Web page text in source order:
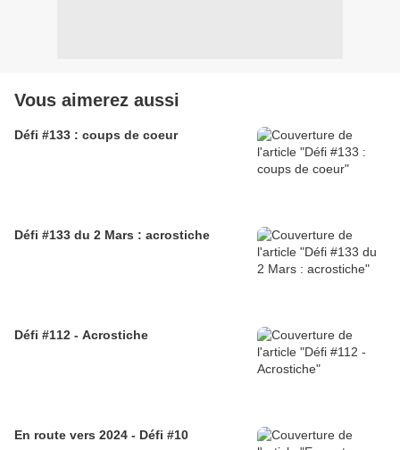
Vous aimerez aussi
Défi #133 : coups de coeur
Défi #133 du 2 Mars : acrostiche
Défi #112 - Acrostiche
En route vers 2024 - Défi #10